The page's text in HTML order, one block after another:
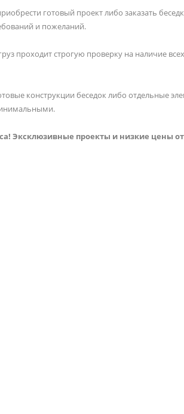
готовый проект либо заказать
и пожеланий.
проходит строгую проверку на наличие
конструкции беседок либо отдельные
Эксклюзивные проекты и низкие цены